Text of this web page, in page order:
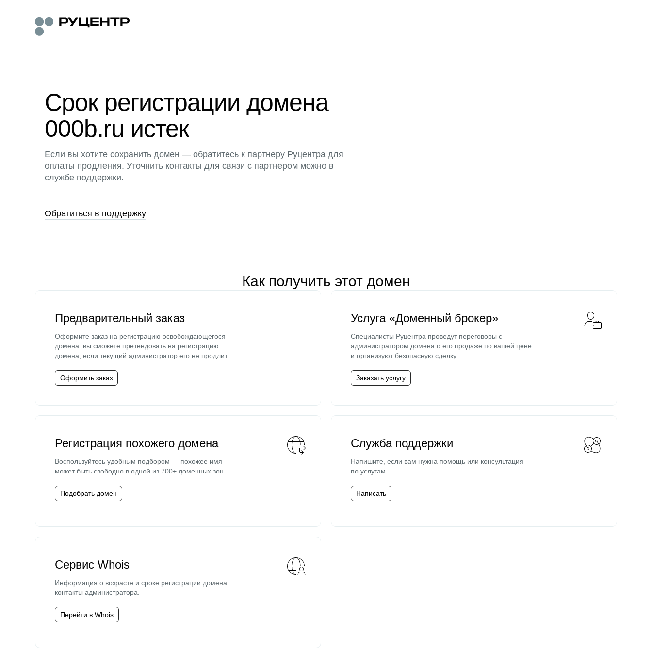
Срок регистрации домена
000b.ru истек
Если вы хотите сохранить домен — обратитесь к партнеру Руцентра для
оплаты продления. Уточнить контакты для связи с партнером можно в
службе поддержки.
Обратиться в поддержку
Как получить этот домен
Предварительный заказ
Оформите заказ на регистрацию освобождающегося
домена: вы сможете претендовать на регистрацию
домена, если текущий администратор его не продлит.
Оформить заказ
Услуга «Доменный брокер»
Специалисты Руцентра проведут переговоры с
администратором домена о его продаже по вашей цене
и организуют безопасную сделку.
Заказать услугу
Регистрация похожего домена
Воспользуйтесь удобным подбором — похожее имя
может быть свободно в одной из 700+ доменных зон.
Подобрать домен
Служба поддержки
Напишите, если вам нужна помощь или консультация
по услугам.
Написать
Сервис Whois
Информация о возрасте и сроке регистрации домена,
контакты администратора.
Перейти в Whois